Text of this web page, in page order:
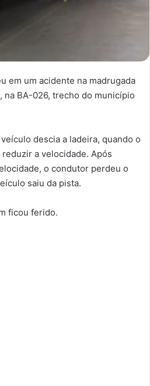
em um acidente na madrugada
na BA-026, trecho do município
descia a ladeira, quando o
a velocidade. Após
o condutor perdeu o
saiu da pista.
ficou ferido.